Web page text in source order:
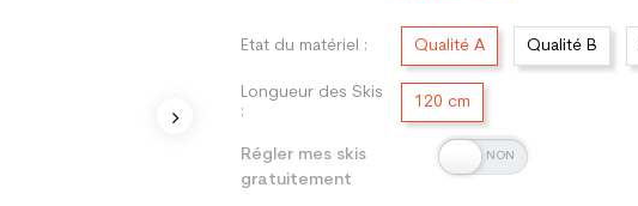
Etat du matériel : Qualité A Qualité B
Longueur des Skis
:
120 cm
Régler mes skis
gratuitement